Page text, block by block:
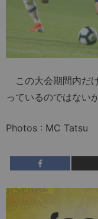
この大会期間内だ
っているのではない
Photos : MC Tatsu